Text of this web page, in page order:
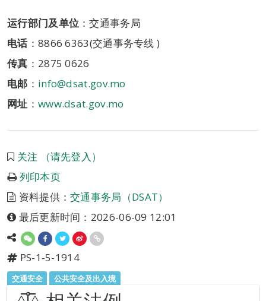
运行部门及单位 ：交通事务局
电话：8866 6363(交通事务专线 )
传真 ：2875 0626
电邮 ： info@dsat.gov.mo
网址 ： www.dsat.gov.mo
关注 （请先登入）
列印本页
资料提供：交通事务局（DSAT）
最后更新时间：2026-06-09 12:01
PS-1-5-1914
交通安全 公共安全及出入境